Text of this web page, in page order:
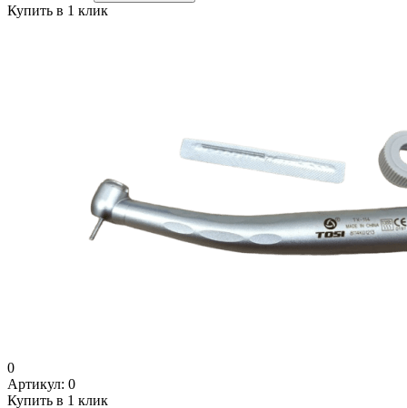
Купить в 1 клик
0
Артикул: 0
Купить в 1 клик